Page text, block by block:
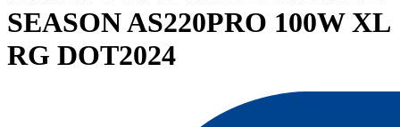
SEASON AS220PRO 100W XL
RG DOT2024